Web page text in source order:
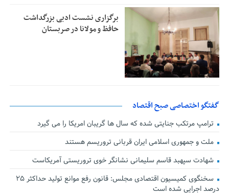
برگزاری نشست ادبی بزرگداشت
حافظ و مولانا در صربستان
گفتگو اختصاصی صبح اقتصاد
ترامپ مرتکب جنایتی شده که سال ها گریبان امریکا را می گیرد
ملت و جمهوری اسلامی ایران قربانی تروریسم هستند
شهادت سپهبد قاسم سلیمانی نشانگر خوی تروریستی آمریکاست
سخنگوی کمیسیون اقتصادی مجلس: قانون رفع موانع تولید حداکثر ۲۵
درصد اجرایی شده است